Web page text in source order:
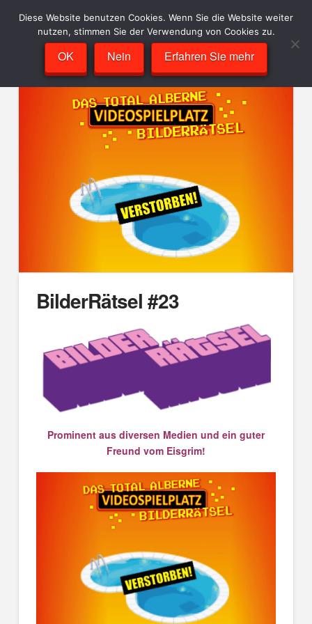
BilderRätsel #23
Prominent aus diversen Medien und ein guter
Freund vom Eisgrim!
Diese Website benutzen Cookies. Wenn Sie die Website weiter
nutzen, stimmen Sie der Verwendung von Cookies zu.
OK Nein Erfahren Sie mehr